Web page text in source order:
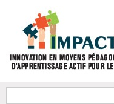
FORMULAIRE DE